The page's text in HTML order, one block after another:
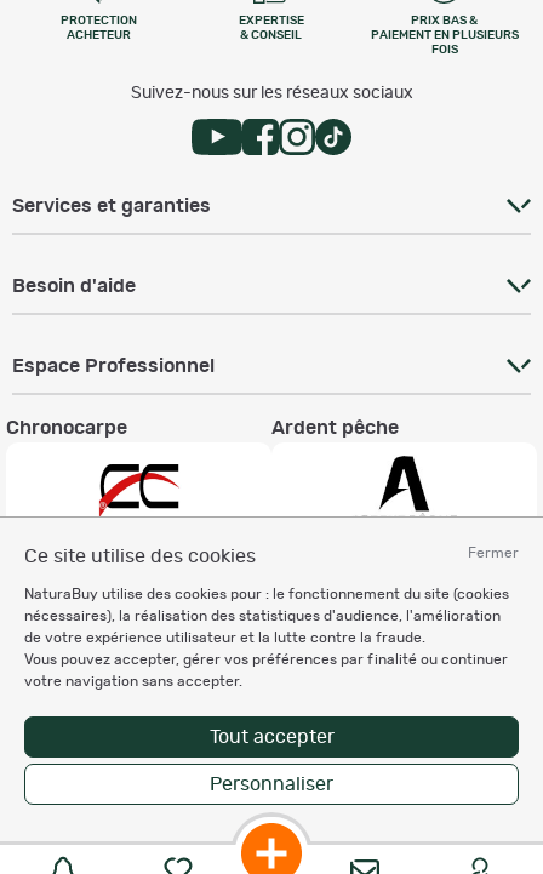
Fermer
Ce site utilise des cookies
NaturaBuy utilise des cookies pour : le fonctionnement du site (cookies
nécessaires), la réalisation des statistiques d'audience, l'amélioration
de votre expérience utilisateur et la lutte contre la fraude.
Vous pouvez accepter, gérer vos préférences par finalité ou continuer
votre navigation sans accepter.
Tout accepter
Personnaliser
Enregistrer la recherche
PROTECTION
ACHETEUR
EXPERTISE
& CONSEIL
PRIX BAS &
PAIEMENT EN PLUSIEURS
FOIS
Suivez-nous sur les réseaux sociaux
Services et garanties
Besoin d'aide
Espace Professionnel
Chronocarpe Ardent pêche
Informations légales
Charte éthique
Mentions légales
Règlement & Conditions d'utilisation
des données personnelles
Personnalisation des cookies
Copyright © 2007-2026 NaturaBuy. Tous droits réservés. N°CNIL: 1239459.
Les marques commerciales mentionnées appartiennent à leurs propriétaires
respectifs in 0.047 s